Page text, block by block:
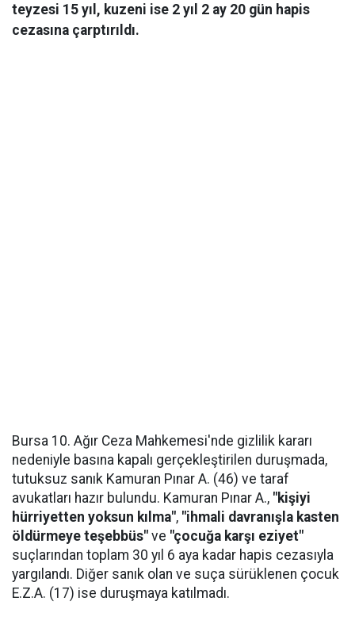
teyzesi 15 yıl, kuzeni ise 2 yıl 2 ay 20 gün hapis
cezasına çarptırıldı.
Bursa 10. Ağır Ceza Mahkemesi'nde gizlilik kararı
nedeniyle basına kapalı gerçekleştirilen duruşmada,
tutuksuz sanık Kamuran Pınar A. (46) ve taraf
avukatları hazır bulundu. Kamuran Pınar A., "kişiyi
hürriyetten yoksun kılma", "ihmali davranışla kasten
öldürmeye teşebbüs" ve "çocuğa karşı eziyet"
suçlarından toplam 30 yıl 6 aya kadar hapis cezasıyla
yargılandı. Diğer sanık olan ve suça sürüklenen çocuk
E.Z.A. (17) ise duruşmaya katılmadı.